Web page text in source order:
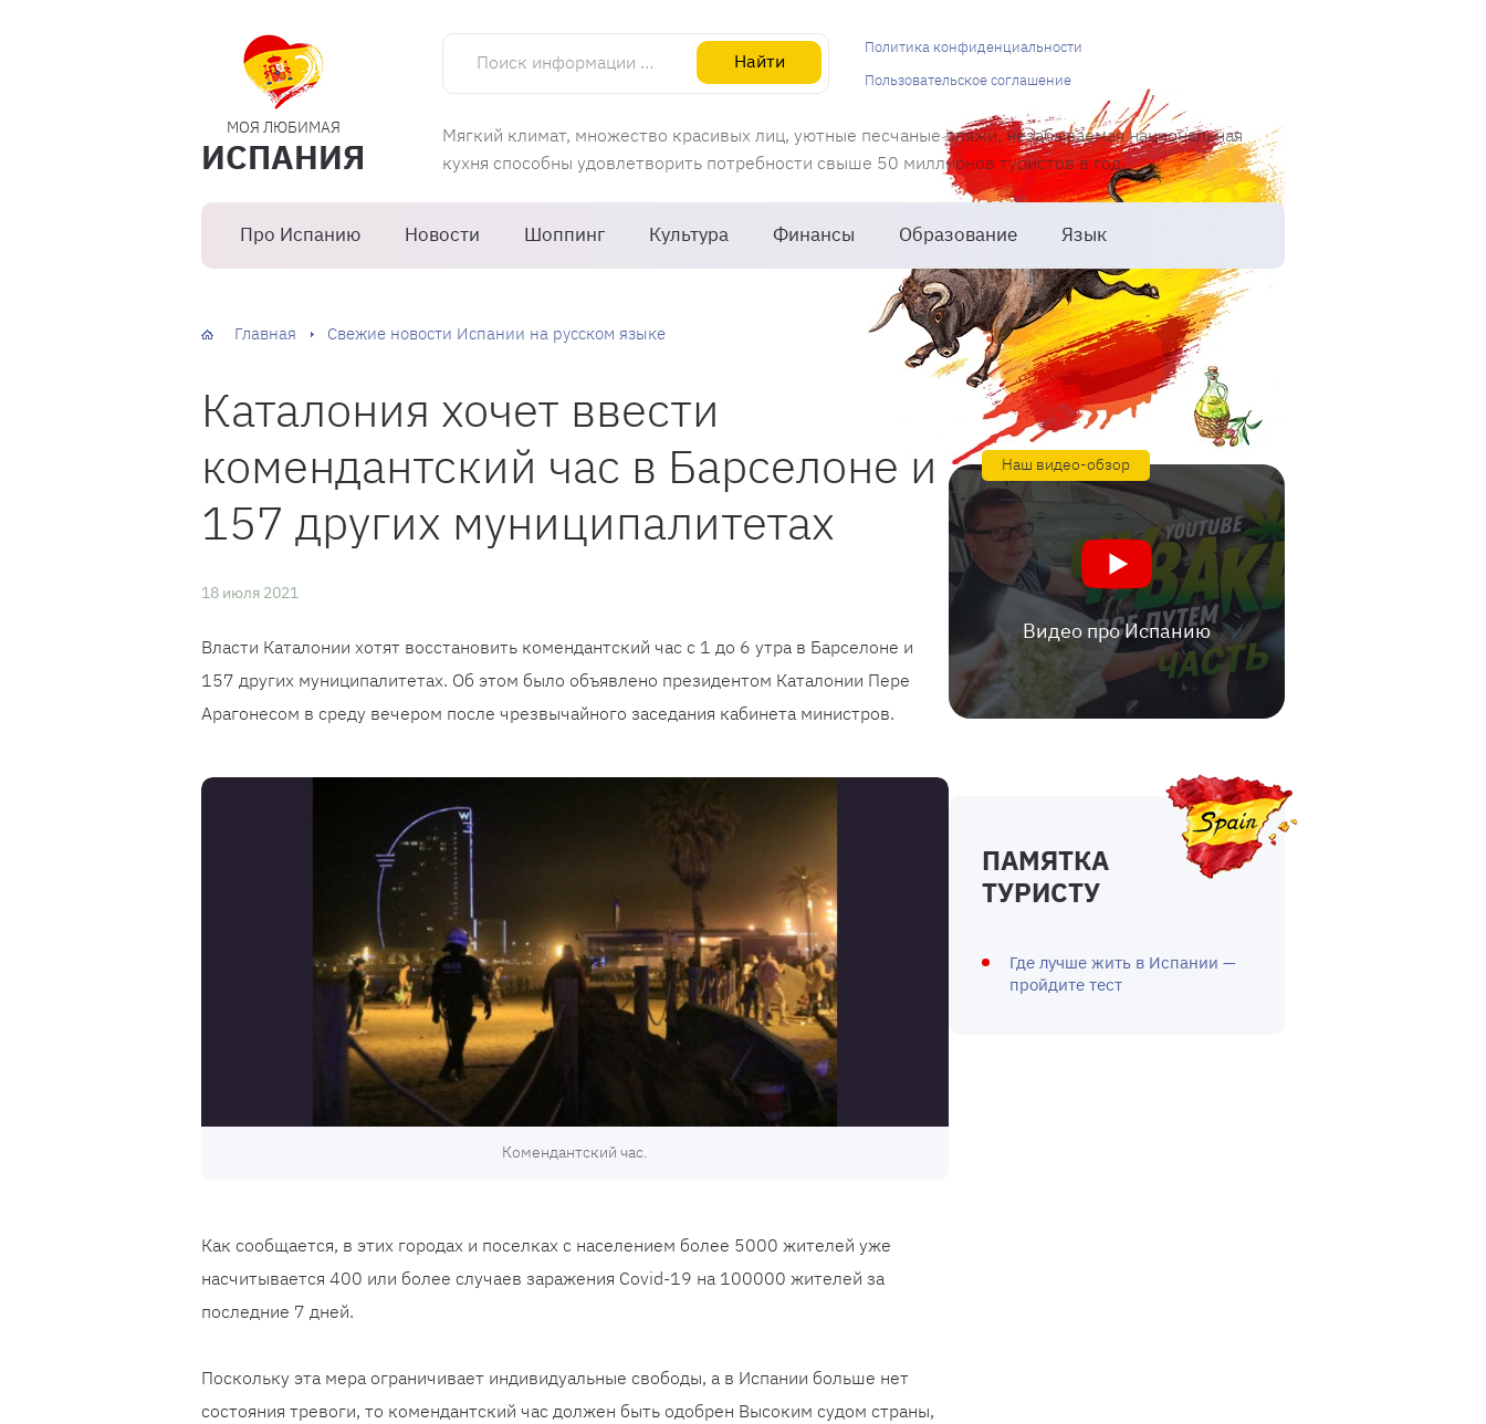
МОЯ ЛЮБИМАЯ
ИСПАНИЯ
Поиск информации об Испании
Найти
Мягкий климат, множество красивых лиц, уютные песчаные пляжи, незабываемая национальная
кухня способны удовлетворить потребности свыше 50 миллионов туристов в год.
Про Испанию Новости Шоппинг Культура Финансы Образование Язык
Политика конфиденциальности
Пользовательское соглашение
Главная Свежие новости Испании на русском языке
Каталония хочет ввести
комендантский час в Барселоне и
157 других муниципалитетах
18 июля 2021
Власти Каталонии хотят восстановить комендантский час с 1 до 6 утра в Барселоне и
157 других муниципалитетах. Об этом было объявлено президентом Каталонии Пере
Арагонесом в среду вечером после чрезвычайного заседания кабинета министров.
Комендантский час.
Как сообщается, в этих городах и поселках с населением более 5000 жителей уже
насчитывается 400 или более случаев заражения Covid-19 на 100000 жителей за
последние 7 дней.
Поскольку эта мера ограничивает индивидуальные свободы, а в Испании больше нет
состояния тревоги, то комендантский час должен быть одобрен Высоким судом страны,
Наш видео-обзор
Видео про Испанию
ПАМЯТКА
ТУРИСТУ
Где лучше жить в Испании —
пройдите тест